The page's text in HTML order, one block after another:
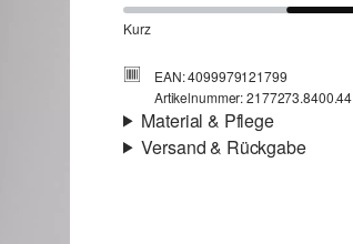
Kurz
EAN: 4099979121799
Artikelnummer: 2177273.8400.44
Material & Pflege
Versand & Rückgabe